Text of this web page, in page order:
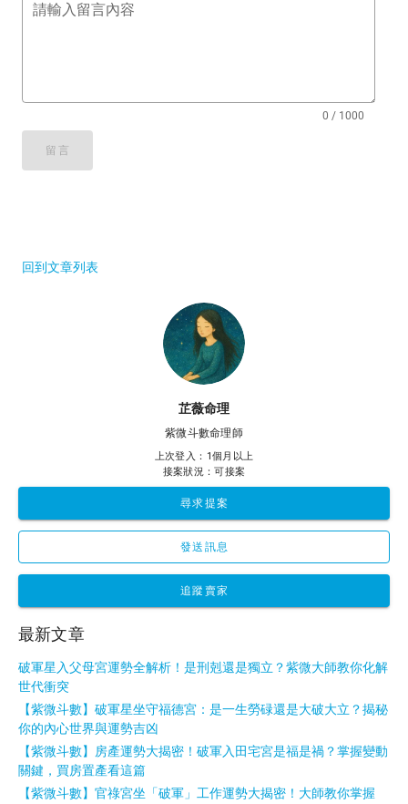
請輸入留言內容
0 / 1000
留言
回到文章列表
芷薇命理
紫微斗數命理師
上次登入：1個月以上
接案狀況：可接案
尋求提案
發送訊息
追蹤賣家
最新文章
破軍星入父母宮運勢全解析！是刑剋還是獨立？紫微大師教你化解
世代衝突
【紫微斗數】破軍星坐守福德宮：是一生勞碌還是大破大立？揭秘
你的內心世界與運勢吉凶
【紫微斗數】房產運勢大揭密！破軍入田宅宮是福是禍？掌握變動
關鍵，買房置產看這篇
【紫微斗數】官祿宮坐「破軍」工作運勢大揭密！大師教你掌握